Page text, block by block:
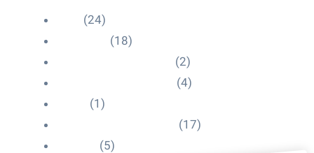
(24)
(18)
(2)
(4)
(1)
(17)
(5)